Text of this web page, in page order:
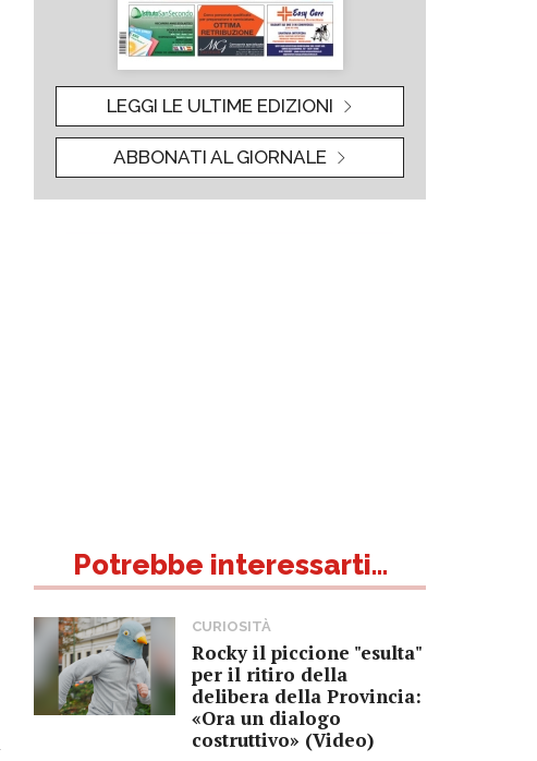
LEGGI LE ULTIME EDIZIONI
ABBONATI AL GIORNALE
Potrebbe interessarti...
CURIOSITÀ
Rocky il piccione "esulta"
per il ritiro della
delibera della Provincia:
«Ora un dialogo
costruttivo» (Video)